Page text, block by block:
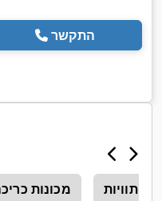
התקשר
מכונות תוויות